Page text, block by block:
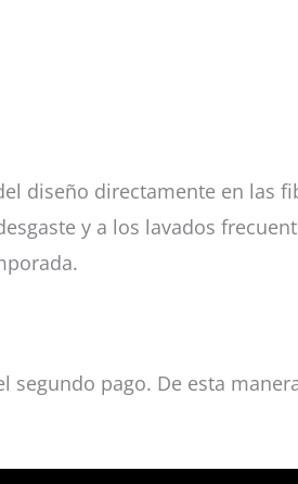
diseño directamente en las
y a los lavados
pago. De esta